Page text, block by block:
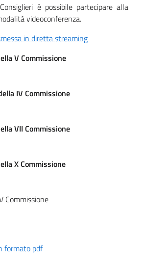
è possibile partecipare alla
videoconferenza.
in diretta streaming
V Commissione
IV Commissione
VII Commissione
X Commissione
Commissione
formato pdf